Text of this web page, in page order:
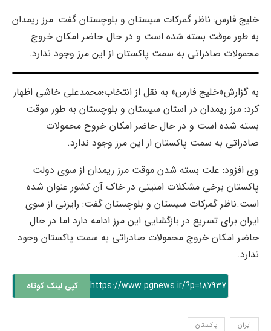
خلیج فارس: ناظر گمرکات سیستان و بلوچستان گفت: مرز ریمدان
به طور موقت بسته شده است و در حال حاضر امکان خروج
محمولات صادراتی به سمت پاکستان از این مرز وجود ندارد.
به گزارش«خلیج فارس» به نقل از انتخاب؛محمدعلی خاشی اظهار
کرد: مرز ریمدان در استان سیستان و بلوچستان به طور موقت
بسته شده است و در حال حاضر امکان خروج محمولات
صادراتی به سمت پاکستان از این مرز وجود ندارد.
وی افزود: علت بسته شدن موقت مرز ریمدان از سوی دولت
پاکستان برخی مشکلات امنیتی در خاک آن کشور عنوان شده
است.ناظر گمرکات سیستان و بلوچستان گفت: رایزنی از سوی
ایران برای تسریع در بازگشایی این مرز ادامه دارد اما در حال
حاضر امکان خروج محمولات صادراتی به سمت پاکستان وجود
ندارد.
https://www.pgnews.ir/?p=187937 کپی لینک کوتاه
ایران پاکستان